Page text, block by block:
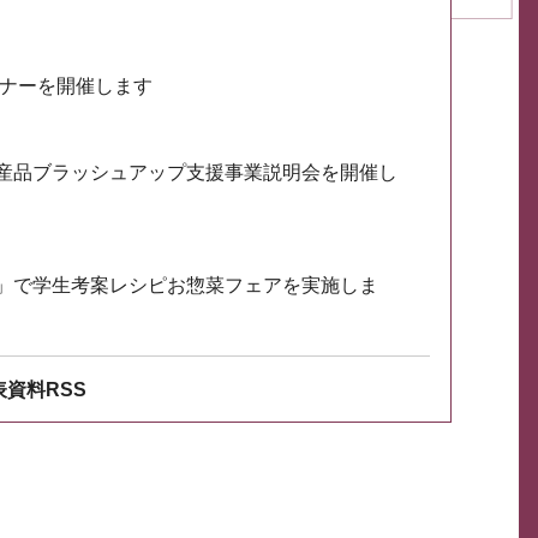
ーを開催します
品ブラッシュアップ支援事業説明会を開催し
で学生考案レシピお惣菜フェアを実施しま
資料RSS